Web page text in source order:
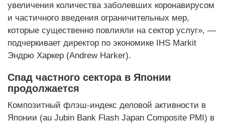
увеличения количества заболевших коронавирусом
и частичного введения ограничительных мер,
которые существенно повлияли на сектор услуг», —
подчеркивает директор по экономике IHS Markit
Эндрю Харкер (Andrew Harker).
Спад частного сектора в Японии
продолжается
Композитный флэш-индекс деловой активности в
Японии (au Jubin Bank Flash Japan Composite PMI) в